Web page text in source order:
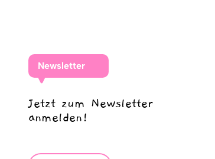
Newsletter
Jetzt zum Newsletter
anmelden!